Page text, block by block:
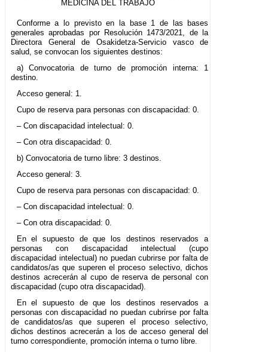
MEDICINA DEL TRABAJO
Conforme a lo previsto en la base 1 de las bases
generales aprobadas por Resolución 1473/2021, de la
Directora General de Osakidetza-Servicio vasco de
salud, se convocan los siguientes destinos:
a) Convocatoria de turno de promoción interna: 1
destino.
Acceso general: 1.
Cupo de reserva para personas con discapacidad: 0.
– Con discapacidad intelectual: 0.
– Con otra discapacidad: 0.
b) Convocatoria de turno libre: 3 destinos.
Acceso general: 3.
Cupo de reserva para personas con discapacidad: 0.
– Con discapacidad intelectual: 0.
– Con otra discapacidad: 0.
En el supuesto de que los destinos reservados a
personas con discapacidad intelectual (cupo
discapacidad intelectual) no puedan cubrirse por falta de
candidatos/as que superen el proceso selectivo, dichos
destinos acrecerán al cupo de reserva de personal con
discapacidad (cupo otra discapacidad).
En el supuesto de que los destinos reservados a
personas con discapacidad no puedan cubrirse por falta
de candidatos/as que superen el proceso selectivo,
dichos destinos acrecerán a los de acceso general del
turno correspondiente, promoción interna o turno libre.